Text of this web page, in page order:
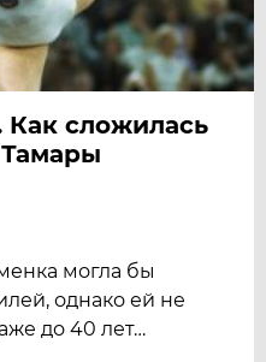
Как сложилась
могла бы
однако ей не
до 40 лет…